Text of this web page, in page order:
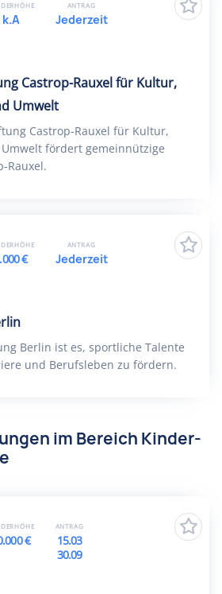
Castrop-Rauxel für Kultur,
Umwelt
Castrop-Rauxel für Kultur,
fördert gemeinnützige
Rauxel.
k.A
ANTRAG
Jederzeit
Berlin ist es, sportliche Talente
und Berufsleben zu fördern.
€
ANTRAG
Jederzeit
im Bereich Kinder-
€
ANTRAG
15.03
30.09